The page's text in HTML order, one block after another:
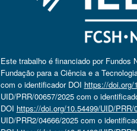
Este trabalho é financiado por Fundos
Fundação para a Ciência e a
com o identificador DOI https://doi.org/
UID/PRR/00657/2025 com o
DOI https://doi.org/10.54499/UID/PRR/
UID/PRR2/04666/2025 com o